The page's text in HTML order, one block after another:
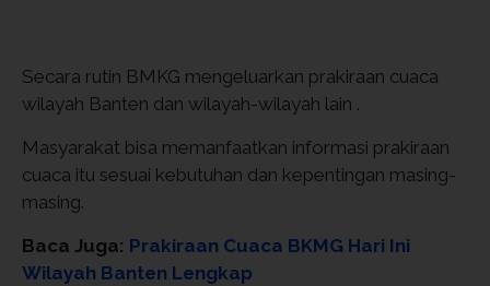
Secara rutin BMKG mengeluarkan prakiraan cuaca
wilayah Banten dan wilayah-wilayah lain .
Masyarakat bisa memanfaatkan informasi prakiraan
cuaca itu sesuai kebutuhan dan kepentingan masing-
masing.
Baca Juga: Prakiraan Cuaca BKMG Hari Ini
Wilayah Banten Lengkap